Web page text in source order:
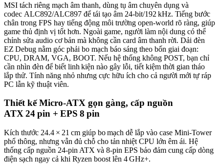
MSI tách riêng mạch âm thanh, dùng tụ âm chuyên dụng và
codec ALC892/ALC897 để tái tạo âm 24‑bit/192 kHz. Tiếng bước
chân trong FPS hay tiếng động môi trường open‑world rõ ràng, giúp
game thủ định vị tốt hơn. Ngoài game, người làm nội dung có thể
chỉnh sửa audio cơ bản mà không cần card âm thanh rời. Dải đèn
EZ Debug nằm góc phải bo mạch báo sáng theo bốn giai đoạn:
CPU, DRAM, VGA, BOOT. Nếu hệ thống không POST, bạn chỉ
cần nhìn đèn để biết linh kiện nào gây lỗi, tiết kiệm thời gian tháo
lắp thử. Tính năng nhỏ nhưng cực hữu ích cho cả người mới tự ráp
PC lẫn kỹ thuật viên.
Thiết kế Micro‑ATX gọn gàng, cấp nguồn
ATX 24 pin + EPS 8 pin
Kích thước 24.4 × 21 cm giúp bo mạch dễ lắp vào case Mini‑Tower
phổ thông, nhưng vẫn đủ chỗ cho tản nhiệt CPU lớn êm ái. Hệ
thống cấp nguồn 24‑pin ATX và 8‑pin EPS bảo đảm cung cấp dòng
điện sạch ngay cả khi Ryzen boost lên 4 GHz+.